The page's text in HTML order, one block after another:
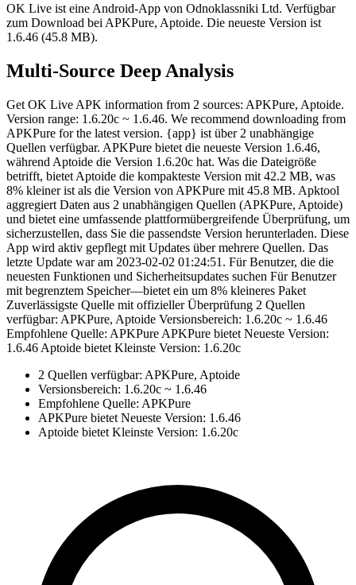
OK Live ist eine Android-App von Odnoklassniki Ltd. Verfügbar
zum Download bei APKPure, Aptoide. Die neueste Version ist
1.6.46 (45.8 MB).
Multi-Source Deep Analysis
Get OK Live APK information from 2 sources: APKPure, Aptoide.
Version range: 1.6.20c ~ 1.6.46. We recommend downloading from
APKPure for the latest version. {app} ist über 2 unabhängige
Quellen verfügbar. APKPure bietet die neueste Version 1.6.46,
während Aptoide die Version 1.6.20c hat. Was die Dateigröße
betrifft, bietet Aptoide die kompakteste Version mit 42.2 MB, was
8% kleiner ist als die Version von APKPure mit 45.8 MB. Apktool
aggregiert Daten aus 2 unabhängigen Quellen (APKPure, Aptoide)
und bietet eine umfassende plattformübergreifende Überprüfung, um
sicherzustellen, dass Sie die passendste Version herunterladen. Diese
App wird aktiv gepflegt mit Updates über mehrere Quellen. Das
letzte Update war am 2023-02-02 01:24:51. Für Benutzer, die die
neuesten Funktionen und Sicherheitsupdates suchen Für Benutzer
mit begrenztem Speicher—bietet ein um 8% kleineres Paket
Zuverlässigste Quelle mit offizieller Überprüfung 2 Quellen
verfügbar: APKPure, Aptoide Versionsbereich: 1.6.20c ~ 1.6.46
Empfohlene Quelle: APKPure APKPure bietet Neueste Version:
1.6.46 Aptoide bietet Kleinste Version: 1.6.20c
2 Quellen verfügbar: APKPure, Aptoide
Versionsbereich: 1.6.20c ~ 1.6.46
Empfohlene Quelle: APKPure
APKPure bietet Neueste Version: 1.6.46
Aptoide bietet Kleinste Version: 1.6.20c